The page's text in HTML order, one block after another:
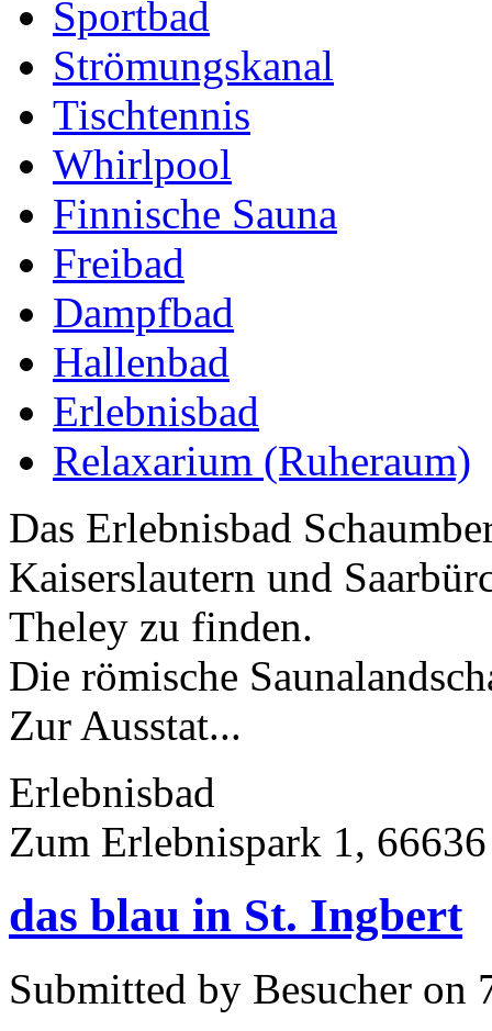
Sportbad
Strömungskanal
Tischtennis
Whirlpool
Finnische Sauna
Freibad
Dampfbad
Hallenbad
Erlebnisbad
Relaxarium (Ruheraum)
Das Erlebnisbad
Kaiserslautern und
Theley zu finden.
Die römische
Zur Ausstat...
Erlebnisbad
Zum Erlebnispark 1,
das blau in St. Ingbert
Submitted by Besucher on